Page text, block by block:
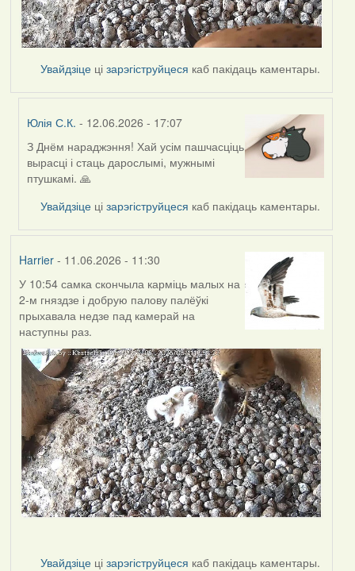
Увайдзіце цізарэгіструйцеся каб пакідаць каментары.
Юлія С.К. - 12.06.2026 - 17:07
In
reply
to
З Днём нараджэння! Хай усім пашчасціць
вырасці і стаць дарослымі, мужнымі
птушкамі. 🙏
Увайдзіце цізарэгіструйцеся каб пакідаць каментары.
Harrier- 11.06.2026 - 11:30
У 10:54 самка скончыла карміць малых на
2-м гняздзе і добрую палову палёўкі
прыхавала недзе пад камерай на
наступны раз.
Увайдзіце цізарэгіструйцеся каб пакідаць каментары.